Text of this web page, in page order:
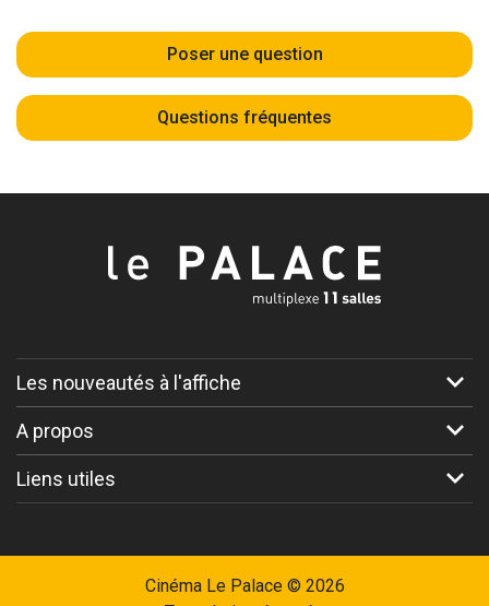
Poser une question
Questions fréquentes
Les nouveautés à l'affiche
A propos
Liens utiles
Cinéma Le Palace © 2026